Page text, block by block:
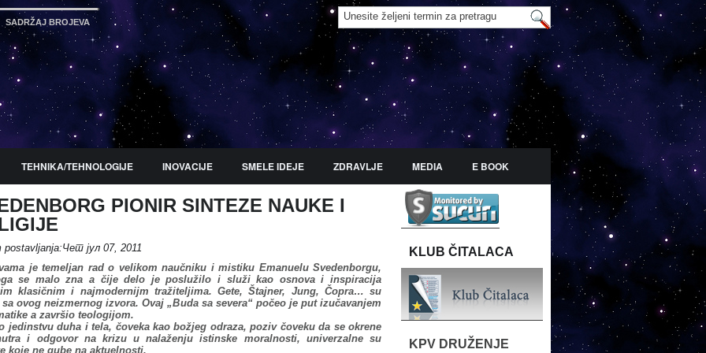
SADRŽAJ BROJEVA
TEHNIKA/TEHNOLOGIJE INOVACIJE SMELE IDEJE ZDRAVLJE MEDIA E BOOK
KNJIGA PROMO SADRŽAJ BROJEVA
PIONIR SINTEZE NAUKE I
postavljanja:Чет јул 07, 2011
je temeljan rad o velikom naučniku i mistiku Emanuelu Svedenborgu,
se malo zna a čije delo je poslužilo i služi kao osnova i inspiracija
klasičnim i najmodernijm tražiteljima. Gete, Štajner, Jung, Čopra… su
ovog neizmernog izvora. Ovaj „Buda sa severa“ počeo je put izučavanjem
a završio teologijom.
jedinstvu duha i tela, čoveka kao božjeg odraza, poziv čoveku da se okrene
i odgovor na krizu u nalaženju istinske moralnosti, univerzalne su
koje ne gube na aktuelnosti.
KLUB ČITALACA
KPV DRUŽENJE